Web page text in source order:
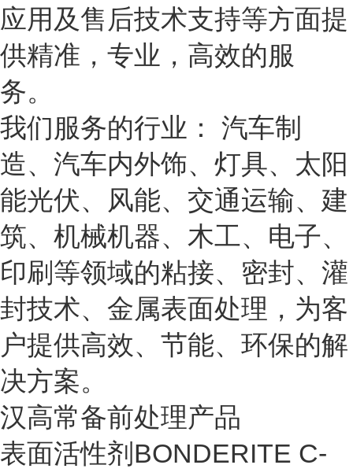
应用及售后技术支持等方面提
供精准，专业，高效的服
务。
我们服务的行业： 汽车制
造、汽车内外饰、灯具、太阳
能光伏、风能、交通运输、建
筑、机械机器、木工、电子、
印刷等领域的粘接、密封、灌
封技术、金属表面处理，为客
户提供高效、节能、环保的解
决方案。
汉高常备前处理产品
表面活性剂BONDERITE C-